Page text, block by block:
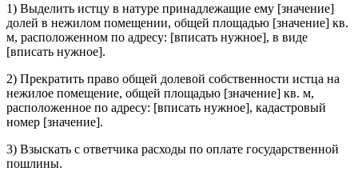
1) Выделить истцу в натуре принадлежащие ему [значение]
долей в нежилом помещении, общей площадью [значение] кв.
м, расположенном по адресу: [вписать нужное], в виде
[вписать нужное].
2) Прекратить право общей долевой собственности истца на
нежилое помещение, общей площадью [значение] кв. м,
расположенное по адресу: [вписать нужное], кадастровый
номер [значение].
3) Взыскать с ответчика расходы по оплате государственной
пошлины.